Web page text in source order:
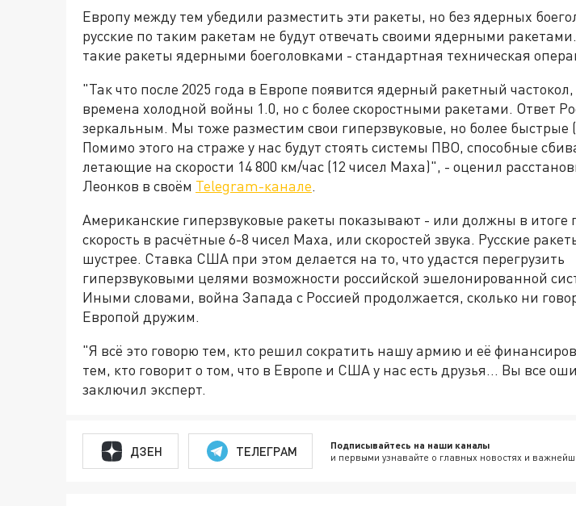
Европу между тем убедили разместить эти ракеты, но без ядерных
русские по таким ракетам не будут отвечать своими ядерными
такие ракеты ядерными боеголовками - стандартная техническая
"Так что после 2025 года в Европе появится ядерный ракетный частокол,
времена холодной войны 1.0, но с более скоростными ракетами. Ответ
зеркальным. Мы тоже разместим свои гиперзвуковые, но более быстрые
Помимо этого на страже у нас будут стоять системы ПВО, способные
летающие на скорости 14 800 км/час (12 чисел Маха)", - оценил
Леонков в своём Telegram-канале.
Американские гиперзвуковые ракеты показывают - или должны в итоге
скорость в расчётные 6-8 чисел Маха, или скоростей звука. Русские
шустрее. Ставка США при этом делается на то, что удастся перегрузить
гиперзвуковыми целями возможности российской эшелонированной
Иными словами, война Запада с Россией продолжается, сколько ни
Европой дружим.
"Я всё это говорю тем, кто решил сократить нашу армию и её
тем, кто говорит о том, что в Европе и США у нас есть друзья... Вы все
заключил эксперт.
ДЗЕН ТЕЛЕГРАМ Подписывайтесь на наши каналы
и первыми узнавайте о главных новостях и